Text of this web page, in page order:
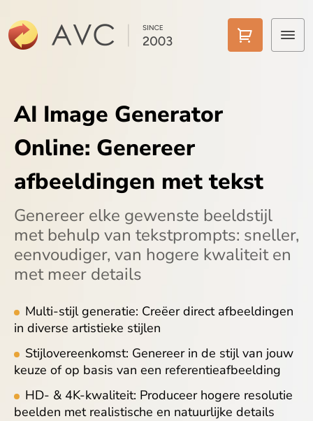
Gratis Video Converter
Video naar MP3
Video Converter AI
AI-tools
Downloads
AI Image Generator
Online: Genereer
afbeeldingen met tekst
Genereer elke gewenste beeldstijl
met behulp van tekstprompts: sneller,
eenvoudiger, van hogere kwaliteit en
met meer details
Multi-stijl generatie: Creëer direct afbeeldingen
in diverse artistieke stijlen
Stijlovereenkomst: Genereer in de stijl van jouw
keuze of op basis van een referentieafbeelding
HD- & 4K-kwaliteit: Produceer hogere resolutie
beelden met realistische en natuurlijke details